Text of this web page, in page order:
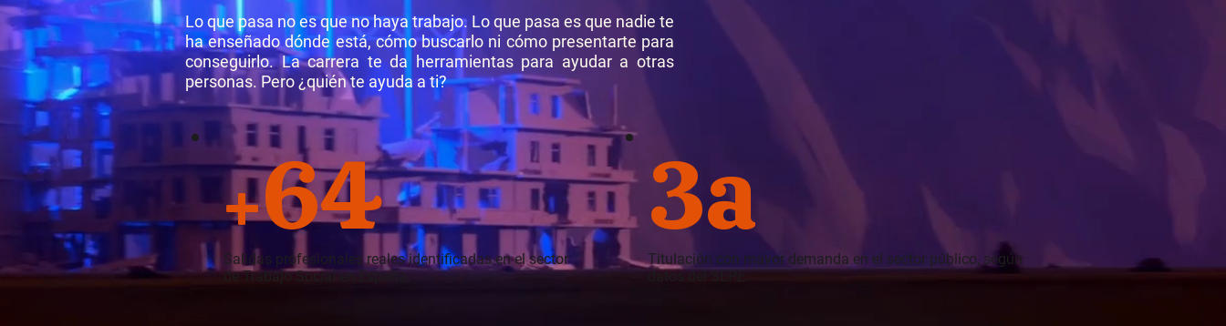
Lo que pasa no es que no haya trabajo. Lo que pasa es que nadie te
ha enseñado dónde está, cómo buscarlo ni cómo presentarte para
conseguirlo. La carrera te da herramientas para ayudar a otras
personas. Pero ¿quién te ayuda a ti?
Salidas profesionales reales identificadas en el sector
de Trabajo Social en España.
+64 3a
Titulación con mayor demanda en el sector público, según
datos del SEPE.